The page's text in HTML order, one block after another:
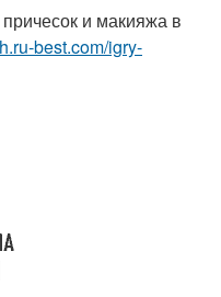
и макияжа в
best.com/igry-